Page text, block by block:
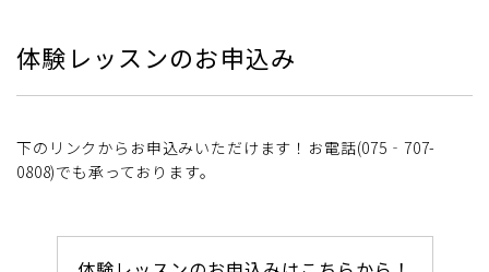
体験レッスンのお申込み
下のリンクからお申込みいただけます！お電話(075‐707-
0808)でも承っております。